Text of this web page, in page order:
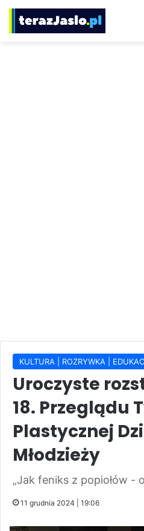
KULTURA | ROZRYWKA |
Uroczyste
18. Przeglądu
Plastycznej
Młodzieży
„Jak feniks z popiołów -
11 grudnia 2024 | 19:06